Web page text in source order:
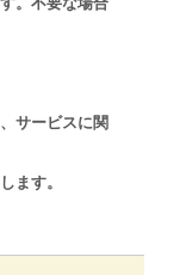
サービスに関
ます。